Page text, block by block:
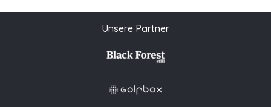
Unsere Partner